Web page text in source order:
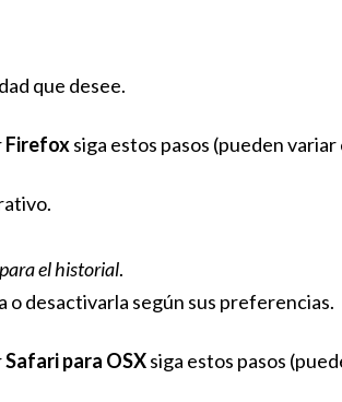
que desee.
Firefoxsiga estos pasos (pueden
el historial.
o desactivarla según sus preferencias.
Safari para OSXsiga estos pasos